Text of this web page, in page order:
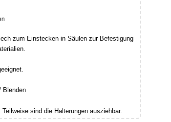
zum Einstecken in Säulen zur Befestigung
sind die Halterungen ausziehbar.